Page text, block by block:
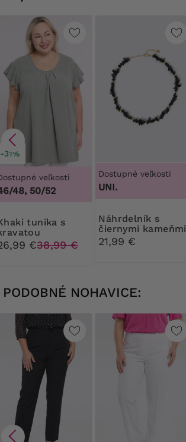
-31%
veľkosti
48, 50/52
s
€38,99 €
Dostupné veľkosti
UNI.
Náhrdelník s
čiernymi kameňmi
21,99 €
PODOBNÉ NOHAVICE: